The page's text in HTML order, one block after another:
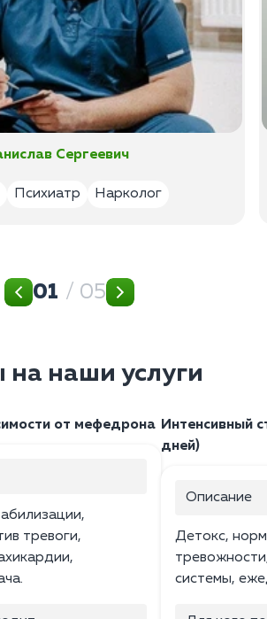
Сергеевич
Психиатр Нарколог
01 / 05
на наши услуги
от мефедрона
тревоги,
Интенсивный
дней)
Описание
Детокс,
системы,